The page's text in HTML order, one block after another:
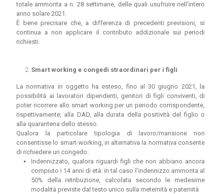
totale ammonta a n. 28 settimane, delle quali usufruire nell’intero
anno solare 2021.
È bene precisare che, a differenza di precedenti previsioni, si
continua a non applicare il contributo addizionale sui periodi
richiesti.
Smart working e congedi straordinari per i figli
La normativa in oggetto ha esteso, fino al 30 giugno 2021, la
possibilità ai lavoratori dipendenti, genitori di figli conviventi, di
poter ricorrere allo smart working per un periodo corrispondente,
rispettivamente, alla DAD, alla durata della positività del figlio o
alla quarantena dello stesso.
Qualora la particolare tipologia di lavoro/mansione non
consentisse lo smart-working, in alternativa la normativa consente
di richiedere un congedo:
Indennizzato, qualora riguardi figli che non abbiano ancora
compiuto i 14 anni di età: in tal caso l’indennizzo ammonta al
50% della retribuzione, calcolata secondo le medesime
modalità previste dal testo unico sulla meternità e paternità